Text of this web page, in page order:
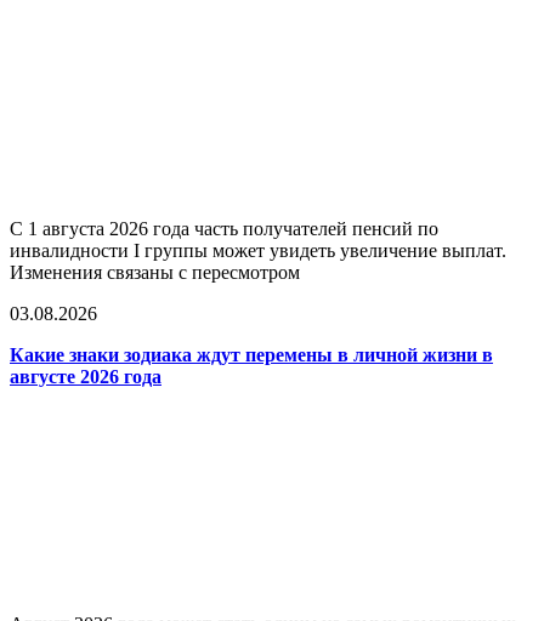
С 1 августа 2026 года часть получателей пенсий по
инвалидности I группы может увидеть увеличение выплат.
Изменения связаны с пересмотром
03.08.2026
Какие знаки зодиака ждут перемены в личной жизни в
августе 2026 года